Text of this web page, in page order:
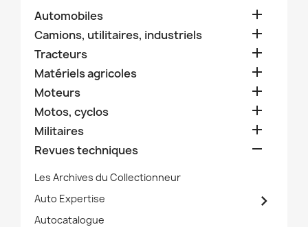
Automobiles 
Camions, utilitaires, industriels 
Tracteurs 
Matériels agricoles 
Moteurs 
Motos, cyclos 
Militaires 
Revues techniques 
Les Archives du Collectionneur
Auto Expertise

Autocatalogue